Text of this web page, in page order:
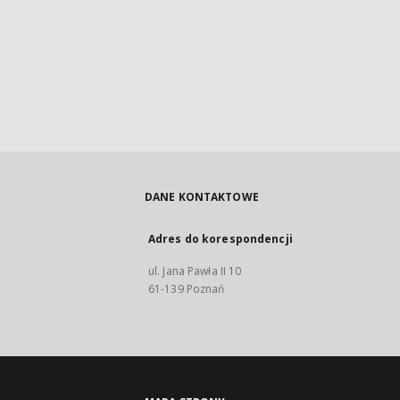
DANE KONTAKTOWE
Adres do korespondencji
ul. Jana Pawła II 10
61-139 Poznań